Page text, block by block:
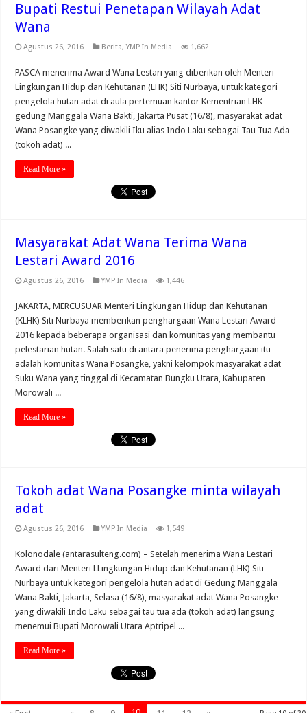
Bupati Restui Penetapan Wilayah Adat
Wana
Agustus 26, 2016 Berita,YMP In Media 1,662
PASCA menerima Award Wana Lestari yang diberikan oleh Menteri
Lingkungan Hidup dan Kehutanan (LHK) Siti Nurbaya, untuk kategori
pengelola hutan adat di aula pertemuan kantor Kementrian LHK
gedung Manggala Wana Bakti, Jakarta Pusat (16/8), masyarakat adat
Wana Posangke yang diwakili Iku alias Indo Laku sebagai Tau Tua Ada
(tokoh adat) ...
Read More »
Masyarakat Adat Wana Terima Wana
Lestari Award 2016
Agustus 26, 2016 YMP In Media 1,446
JAKARTA, MERCUSUAR Menteri Lingkungan Hidup dan Kehutanan
(KLHK) Siti Nurbaya memberikan penghargaan Wana Lestari Award
2016 kepada beberapa organisasi dan komunitas yang membantu
pelestarian hutan. Salah satu di antara penerima penghargaan itu
adalah komunitas Wana Posangke, yakni kelompok masyarakat adat
Suku Wana yang tinggal di Kecamatan Bungku Utara, Kabupaten
Morowali ...
Read More »
Tokoh adat Wana Posangke minta wilayah
adat
Agustus 26, 2016 YMP In Media 1,549
Kolonodale (antarasulteng.com) – Setelah menerima Wana Lestari
Award dari Menteri LLingkungan Hidup dan Kehutanan (LHK) Siti
Nurbaya untuk kategori pengelola hutan adat di Gedung Manggala
Wana Bakti, Jakarta, Selasa (16/8), masyarakat adat Wana Posangke
yang diwakili Indo Laku sebagai tau tua ada (tokoh adat) langsung
menemui Bupati Morowali Utara Aptripel ...
Read More »